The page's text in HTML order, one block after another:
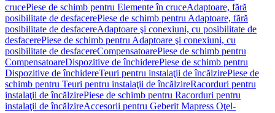
crucePiese de schimb pentru Elemente în cruceAdaptoare, fără
posibilitate de desfacerePiese de schimb pentru Adaptoare, fără
posibilitate de desfacereAdaptoare şi conexiuni, cu posibilitate de
desfacerePiese de schimb pentru Adaptoare şi conexiuni, cu
posibilitate de desfacereCompensatoarePiese de schimb pentru
CompensatoareDispozitive de închiderePiese de schimb pentru
Dispozitive de închidereTeuri pentru instalaţii de încălzirePiese de
schimb pentru Teuri pentru instalaţii de încălzireRacorduri pentru
instalaţii de încălzirePiese de schimb pentru Racorduri pentru
instalaţii de încălzireAccesorii pentru Geberit Mapress Oţel-